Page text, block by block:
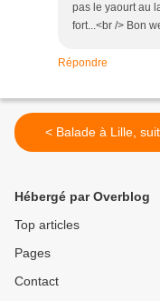
pas le yaourt au
fort...<br /> Bon
Répondre
< Balade à Lille,
Hébergé par Overblog
Top articles
Pages
Contact